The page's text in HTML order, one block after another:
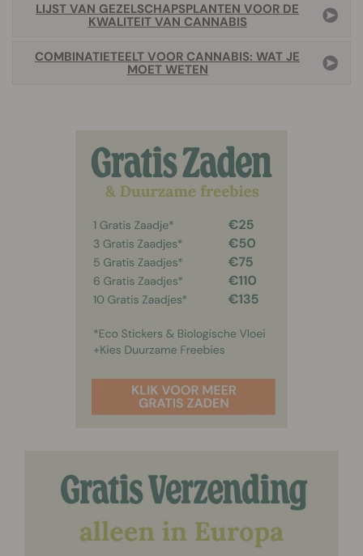
LIJST VAN GEZELSCHAPSPLANTEN VOOR DE
KWALITEIT VAN CANNABIS
COMBINATIETEELT VOOR CANNABIS: WAT JE
MOET WETEN